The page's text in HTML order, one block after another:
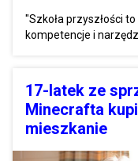
"Szkoła przyszłości
kompetencje i
17-latek ze
Minecrafta
mieszkanie